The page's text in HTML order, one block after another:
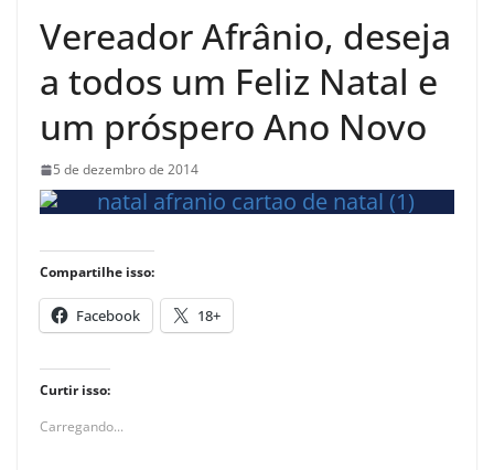
Vereador Afrânio, deseja
a todos um Feliz Natal e
um próspero Ano Novo
5 de dezembro de 2014
Compartilhe isso:
Facebook 18+
Curtir isso:
Carregando...